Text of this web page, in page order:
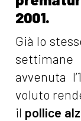
2001.
Già lo
avvenuta
voluto
il pollice